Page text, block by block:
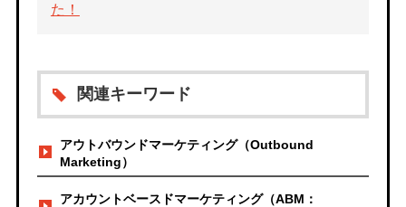
た！
関連キーワード
アウトバウンドマーケティング（Outbound
Marketing）
アカウントベースドマーケティング（ABM：